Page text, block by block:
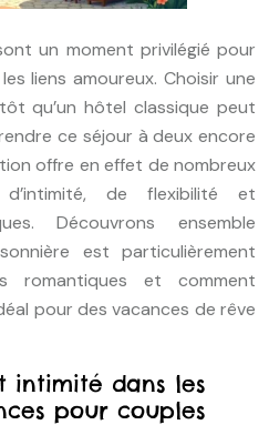
un moment privilégié pour
liens amoureux. Choisir une
qu’un hôtel classique peut
ce séjour à deux encore
offre en effet de nombreux
de flexibilité et
Découvrons ensemble
est particulièrement
romantiques et comment
pour des vacances de rêve
intimité dans les
pour couples